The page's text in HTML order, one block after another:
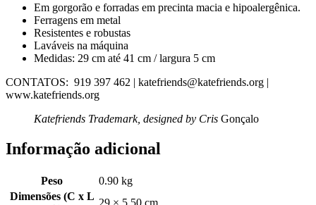
Em gorgorão e forradas em precinta macia e hipoalergênica.
Ferragens em metal
Resistentes e robustas
Laváveis na máquina
Medidas: 29 cm até 41 cm / largura 5 cm
CONTATOS: 919 397 462 | katefriends@katefriends.org |
www.katefriends.org
Katefriends Trademark, designed by Cris Gonçalo
Informação adicional
Peso
0.90 kg
Dimensões (C x L
29 × 5.50 cm